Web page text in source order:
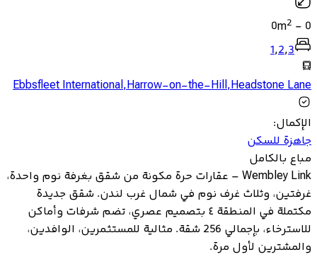
0
-
0m2
1,2,3
Ebbsfleet International,Harrow-on-the-Hill,Headstone Lane
الإكمال:
جاهزة للسكن
مباع بالكامل
Wembley Link – عقارات حرة مكونة من شقق بغرفة نوم واحدة،
غرفتين، وثلاث غرف نوم في شمال غرب لندن. شقق جديدة
مكتملة في المنطقة ٤ بتصميم عصري، تضم شرفات وأماكن
للاسترخاء، بإجمالي 256 شقة. مثالية للمستثمرين، الوافدين،
والمشترين لأول مرة.